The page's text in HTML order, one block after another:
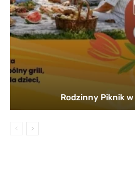
Rodzinny Piknik